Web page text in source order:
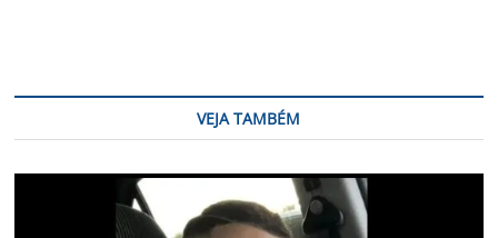
VEJA TAMBÉM